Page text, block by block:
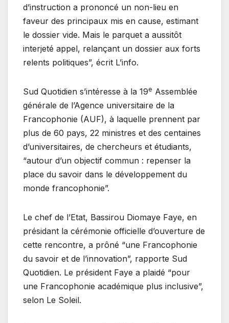
d’instruction a prononcé un non-lieu en
faveur des principaux mis en cause, estimant
le dossier vide. Mais le parquet a aussitôt
interjeté appel, relançant un dossier aux forts
relents politiques”, écrit L’info.
Sud Quotidien s’intéresse à la 19e Assemblée
générale de l’Agence universitaire de la
Francophonie (AUF), à laquelle prennent par
plus de 60 pays, 22 ministres et des centaines
d’universitaires, de chercheurs et étudiants,
“autour d’un objectif commun : repenser la
place du savoir dans le développement du
monde francophonie”.
Le chef de l’Etat, Bassirou Diomaye Faye, en
présidant la cérémonie officielle d’ouverture de
cette rencontre, a prôné “une Francophonie
du savoir et de l’innovation”, rapporte Sud
Quotidien. Le président Faye a plaidé “pour
une Francophonie académique plus inclusive”,
selon Le Soleil.